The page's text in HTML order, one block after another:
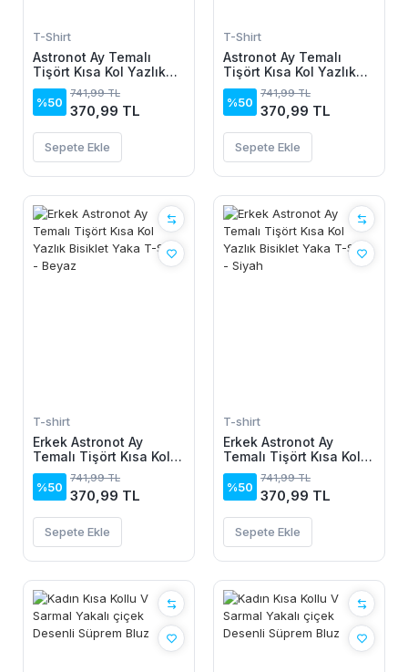
T-Shirt
Astronot Ay Temalı
Tişört Kısa Kol Yazlık
Bisiklet Yaka T-Shirt -
Beyaz
%50
741,99 TL
370,99 TL
Sepete Ekle
T-Shirt
Astronot Ay Temalı
Tişört Kısa Kol Yazlık
Bisiklet Yaka T-Shirt -
Siyah
%50
741,99 TL
370,99 TL
Sepete Ekle
T-shirt
Erkek Astronot Ay
Temalı Tişört Kısa Kol
Yazlık Bisiklet Yaka T-
Shirt - Beyaz
%50
741,99 TL
370,99 TL
Sepete Ekle
T-shirt
Erkek Astronot Ay
Temalı Tişört Kısa Kol
Yazlık Bisiklet Yaka T-
Shirt - Siyah
%50
741,99 TL
370,99 TL
Sepete Ekle